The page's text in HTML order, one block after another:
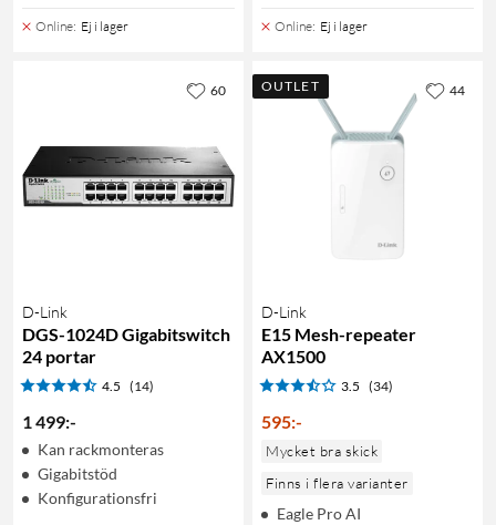
Online: Ej i lager Online: Ej i lager
D-Link
DGS-1024D Gigabitswitch
24 portar
4.5 (14)
1 499:-
Kan rackmonteras
Gigabitstöd
Konfigurationsfri
60 OUTLET
D-Link
E15 Mesh-repeater
AX1500
3.5 (34)
595:-
Mycket bra skick
Finns i flera varianter
Eagle Pro AI
44